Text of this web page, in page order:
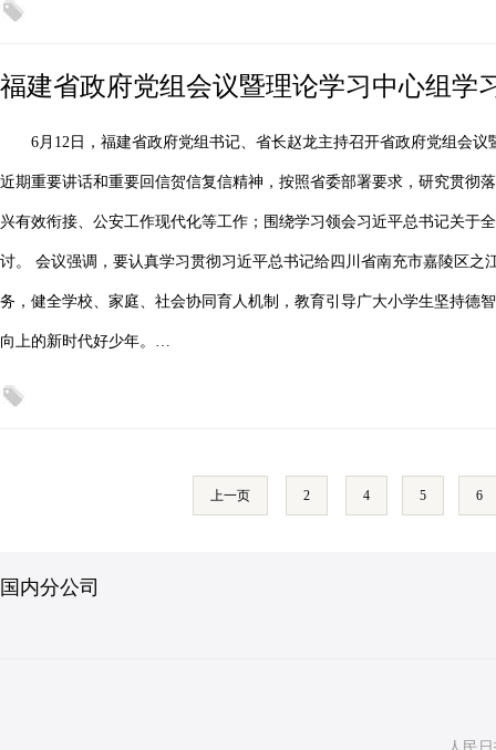
福建省政府党组会议暨理论学习中心组学
6月12日，福建省政府党组书记、省长赵龙主持召开省政府党组会
近期重要讲话和重要回信贺信复信精神，按照省委部署要求，研究贯彻
兴有效衔接、公安工作现代化等工作；围绕学习领会习近平总书记关于
讨。 会议强调，要认真学习贯彻习近平总书记给四川省南充市嘉陵区之
务，健全学校、家庭、社会协同育人机制，教育引导广大小学生坚持德
向上的新时代好少年。…
上一页 2 4 5 6
国内分公司